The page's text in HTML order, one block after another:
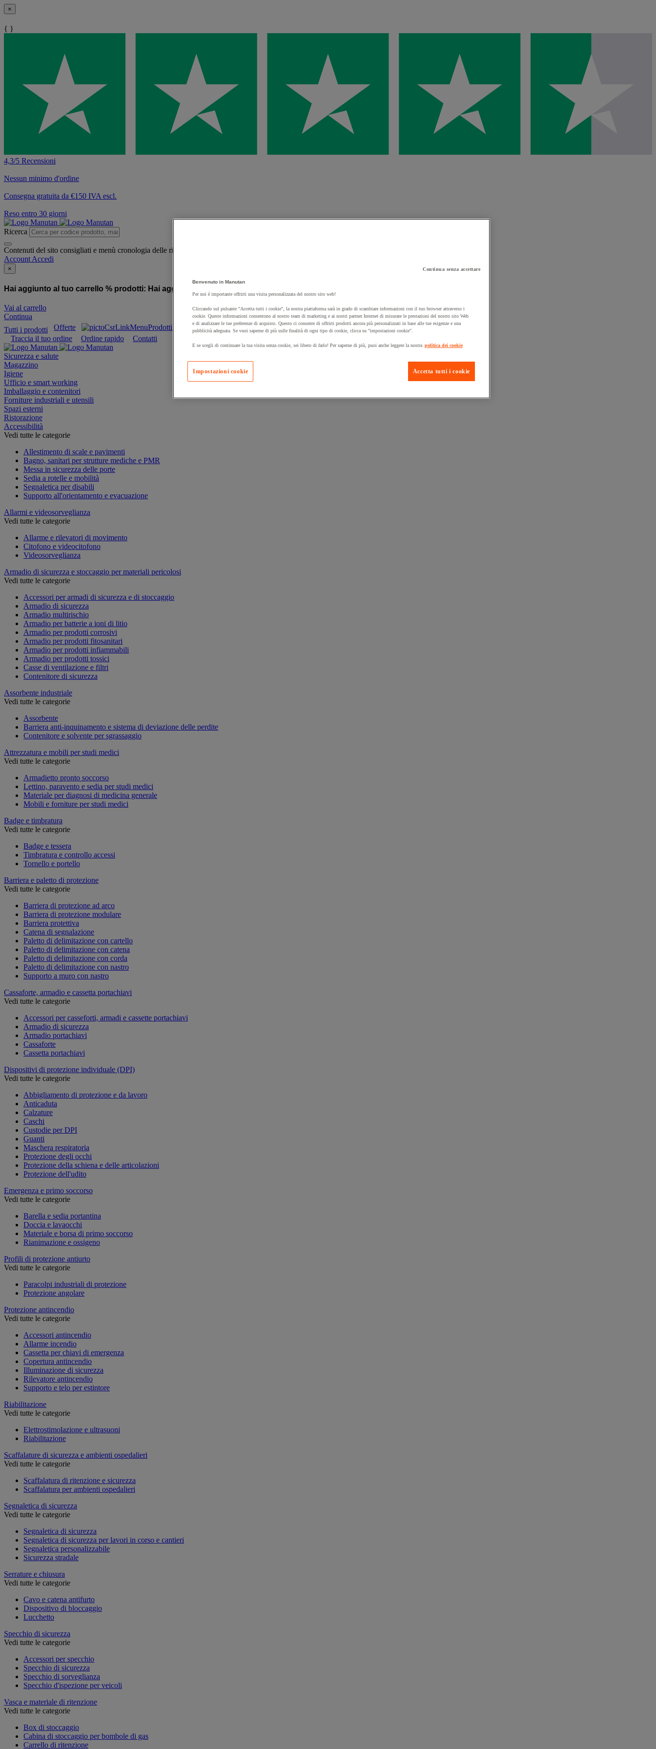
×
{ }
4,3/5 Recensioni
Nessun minimo d'ordine
Consegna gratuita da €150 IVA escl.
Reso entro 30 giorni
Ricerca
Contenuti del sito consigliati e menù cronologia delle ricerche
Account Accedi
×
Hai aggiunto al tuo carrello % prodotti: Hai aggiunto al tuo carrello un prodotto:
Vai al carrello
Continua
Tutti i prodotti
Offerte Prodotti sostenibili Manutan Expert
Prodotti in pronta consegna
Traccia il tuo ordine
Ordine rapido Contatti
Sicurezza e salute
Magazzino
Igiene
Ufficio e smart working
Imballaggio e contenitori
Forniture industriali e utensili
Spazi esterni
Ristorazione
Accessibilità
Vedi tutte le categorie
Allestimento di scale e pavimenti
Bagno, sanitari per strutture mediche e PMR
Messa in sicurezza delle porte
Sedia a rotelle e mobilità
Segnaletica per disabili
Supporto all'orientamento e evacuazione
Allarmi e videosorveglianza
Vedi tutte le categorie
Allarme e rilevatori di movimento
Citofono e videocitofono
Videosorveglianza
Armadio di sicurezza e stoccaggio per materiali pericolosi
Vedi tutte le categorie
Accessori per armadi di sicurezza e di stoccaggio
Armadio di sicurezza
Armadio multirischio
Armadio per batterie a ioni di litio
Armadio per prodotti corrosivi
Armadio per prodotti fitosanitari
Armadio per prodotti infiammabili
Armadio per prodotti tossici
Casse di ventilazione e filtri
Contenitore di sicurezza
Assorbente industriale
Vedi tutte le categorie
Assorbente
Barriera anti-inquinamento e sistema di deviazione delle perdite
Contenitore e solvente per sgrassaggio
Attrezzatura e mobili per studi medici
Vedi tutte le categorie
Armadietto pronto soccorso
Lettino, paravento e sedia per studi medici
Materiale per diagnosi di medicina generale
Mobili e forniture per studi medici
Badge e timbratura
Vedi tutte le categorie
Badge e tessera
Timbratura e controllo accessi
Tornello e portello
Barriera e paletto di protezione
Vedi tutte le categorie
Barriera di protezione ad arco
Barriera di protezione modulare
Barriera protettiva
Catena di segnalazione
Paletto di delimitazione con cartello
Paletto di delimitazione con catena
Paletto di delimitazione con corda
Paletto di delimitazione con nastro
Supporto a muro con nastro
Cassaforte, armadio e cassetta portachiavi
Vedi tutte le categorie
Accessori per casseforti, armadi e cassette portachiavi
Armadio di sicurezza
Armadio portachiavi
Cassaforte
Cassetta portachiavi
Dispositivi di protezione individuale (DPI)
Vedi tutte le categorie
Abbigliamento di protezione e da lavoro
Anticaduta
Calzature
Caschi
Custodie per DPI
Guanti
Maschera respiratoria
Protezione degli occhi
Protezione della schiena e delle articolazioni
Protezione dell'udito
Emergenza e primo soccorso
Vedi tutte le categorie
Barella e sedia portantina
Doccia e lavaocchi
Materiale e borsa di primo soccorso
Rianimazione e ossigeno
Profili di protezione antiurto
Vedi tutte le categorie
Paracolpi industriali di protezione
Protezione angolare
Protezione antincendio
Vedi tutte le categorie
Accessori antincendio
Allarme incendio
Cassetta per chiavi di emergenza
Copertura antincendio
Illuminazione di sicurezza
Rilevatore antincendio
Supporto e telo per estintore
Riabilitazione
Vedi tutte le categorie
Elettrostimolazione e ultrasuoni
Riabilitazione
Scaffalature di sicurezza e ambienti ospedalieri
Vedi tutte le categorie
Scaffalatura di ritenzione e sicurezza
Scaffalatura per ambienti ospedalieri
Segnaletica di sicurezza
Vedi tutte le categorie
Segnaletica di sicurezza
Segnaletica di sicurezza per lavori in corso e cantieri
Segnaletica personalizzabile
Sicurezza stradale
Serrature e chiusura
Vedi tutte le categorie
Cavo e catena antifurto
Dispositivo di bloccaggio
Lucchetto
Specchio di sicurezza
Vedi tutte le categorie
Accessori per specchio
Specchio di sicurezza
Specchio di sorveglianza
Specchio d'ispezione per veicoli
Vasca e materiale di ritenzione
Vedi tutte le categorie
Box di stoccaggio
Cabina di stoccaggio per bombole di gas
Carrello di ritenzione
Continua senza accettare
Benvenuto in Manutan
Per noi è importante offrirti una visita personalizzata del nostro sito web!
Cliccando sul pulsante "Accetta tutti i cookie", la nostra piattaforma sarà in grado di scambiare informazioni con il tuo browser attraverso i
cookie. Queste informazioni consentono al nostro team di marketing e ai nostri partner Internet di misurare le prestazioni del nostro sito Web
e di analizzare le tue preferenze di acquisto. Questo ci consente di offrirti prodotti ancora più personalizzati in base alle tue esigenze e una
pubblicità adeguata. Se vuoi saperne di più sulle finalità di ogni tipo di cookie, clicca su "impostazioni cookie".
E se scegli di continuare la tua visita senza cookie, sei libero di farlo! Per saperne di più, puoi anche leggere la nostra politica dei cookie
Accetta tutti i cookie
Impostazioni cookie